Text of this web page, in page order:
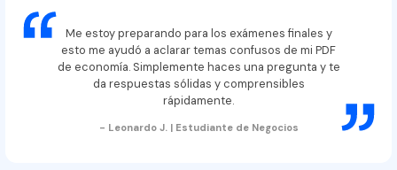
Me estoy preparando para los exámenes finales y
esto me ayudó a aclarar temas confusos de mi PDF
de economía. Simplemente haces una pregunta y te
da respuestas sólidas y comprensibles
rápidamente.
- Leonardo J. | Estudiante de Negocios